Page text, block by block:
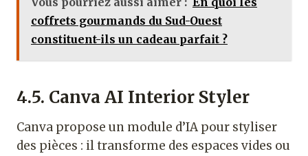
coffrets gourmands du Sud-Ouest
constituent-ils un cadeau parfait ?
4.5. Canva AI Interior Styler
Canva propose un module d’IA pour styliser
des pièces : il transforme des espaces vides ou